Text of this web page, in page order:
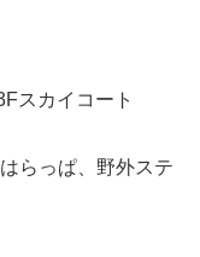
スカイコート
らっぱ、野外ステ